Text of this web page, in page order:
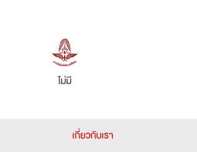
ไม่มี
เกี่ยวกับเรา